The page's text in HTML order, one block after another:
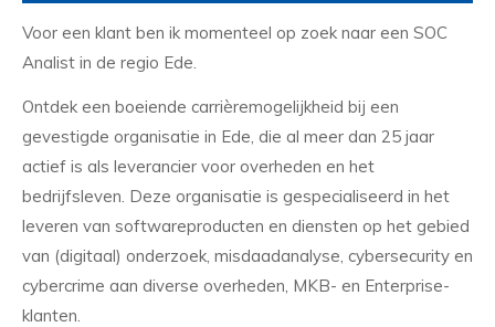
Voor een klant ben ik momenteel op zoek naar een SOC
Analist in de regio Ede.
Ontdek een boeiende carrièremogelijkheid bij een
gevestigde organisatie in Ede, die al meer dan 25 jaar
actief is als leverancier voor overheden en het
bedrijfsleven. Deze organisatie is gespecialiseerd in het
leveren van softwareproducten en diensten op het gebied
van (digitaal) onderzoek, misdaadanalyse, cybersecurity en
cybercrime aan diverse overheden, MKB- en Enterprise-
klanten.